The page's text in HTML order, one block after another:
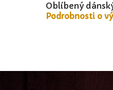
Oblíbený
Podrobnosti o